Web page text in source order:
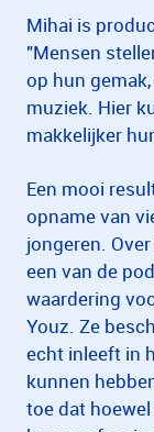
Mihai is
"Mensen
op hun
muziek. Hier
makkelijker
Een mooi
opname van
jongeren.
een van de
waardering
Youz. Ze
echt inleeft in
kunnen
toe dat